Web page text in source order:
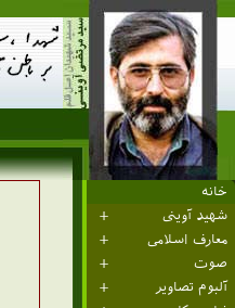
خانه
شهید آوینی
معارف اسلامی
صوت
آلبوم تصاویر